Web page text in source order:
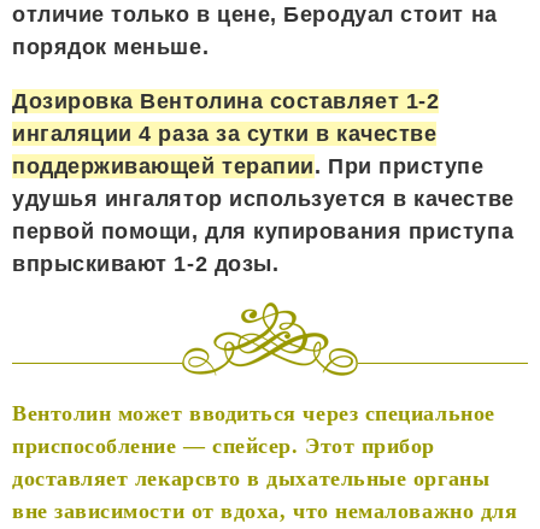
отличие только в цене, Беродуал стоит на
порядок меньше.
Дозировка Вентолина составляет 1-2
ингаляции 4 раза за сутки в качестве
поддерживающей терапии. При приступе
удушья ингалятор используется в качестве
первой помощи, для купирования приступа
впрыскивают 1-2 дозы.
Вентолин может вводиться через специальное
приспособление — спейсер. Этот прибор
доставляет лекарсвто в дыхательные органы
вне зависимости от вдоха, что немаловажно для